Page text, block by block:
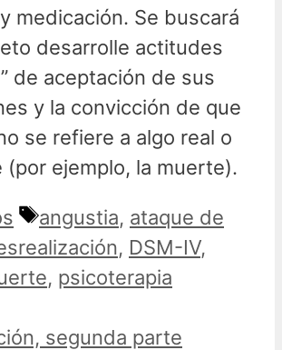
medicación. Se buscará
desarrolle actitudes
de aceptación de sus
y la convicción de que
se refiere a algo real o
(por ejemplo, la muerte).
Etiquetas
angustia, ataque de
, DSM-IV,
, psicoterapia
segunda parte